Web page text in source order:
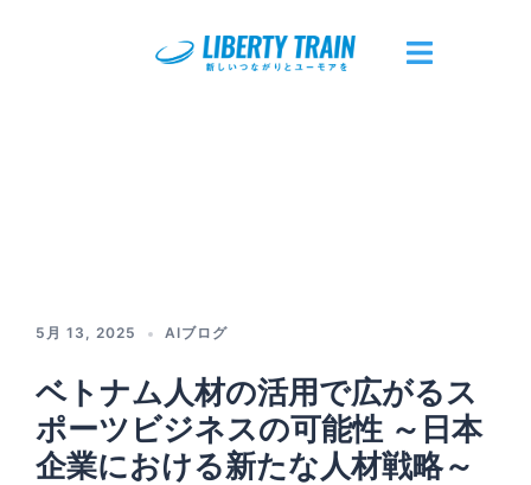
5月 13, 2025 AIブログ
ベトナム人材の活用で広がるス
ポーツビジネスの可能性 ～日本
企業における新たな人材戦略～